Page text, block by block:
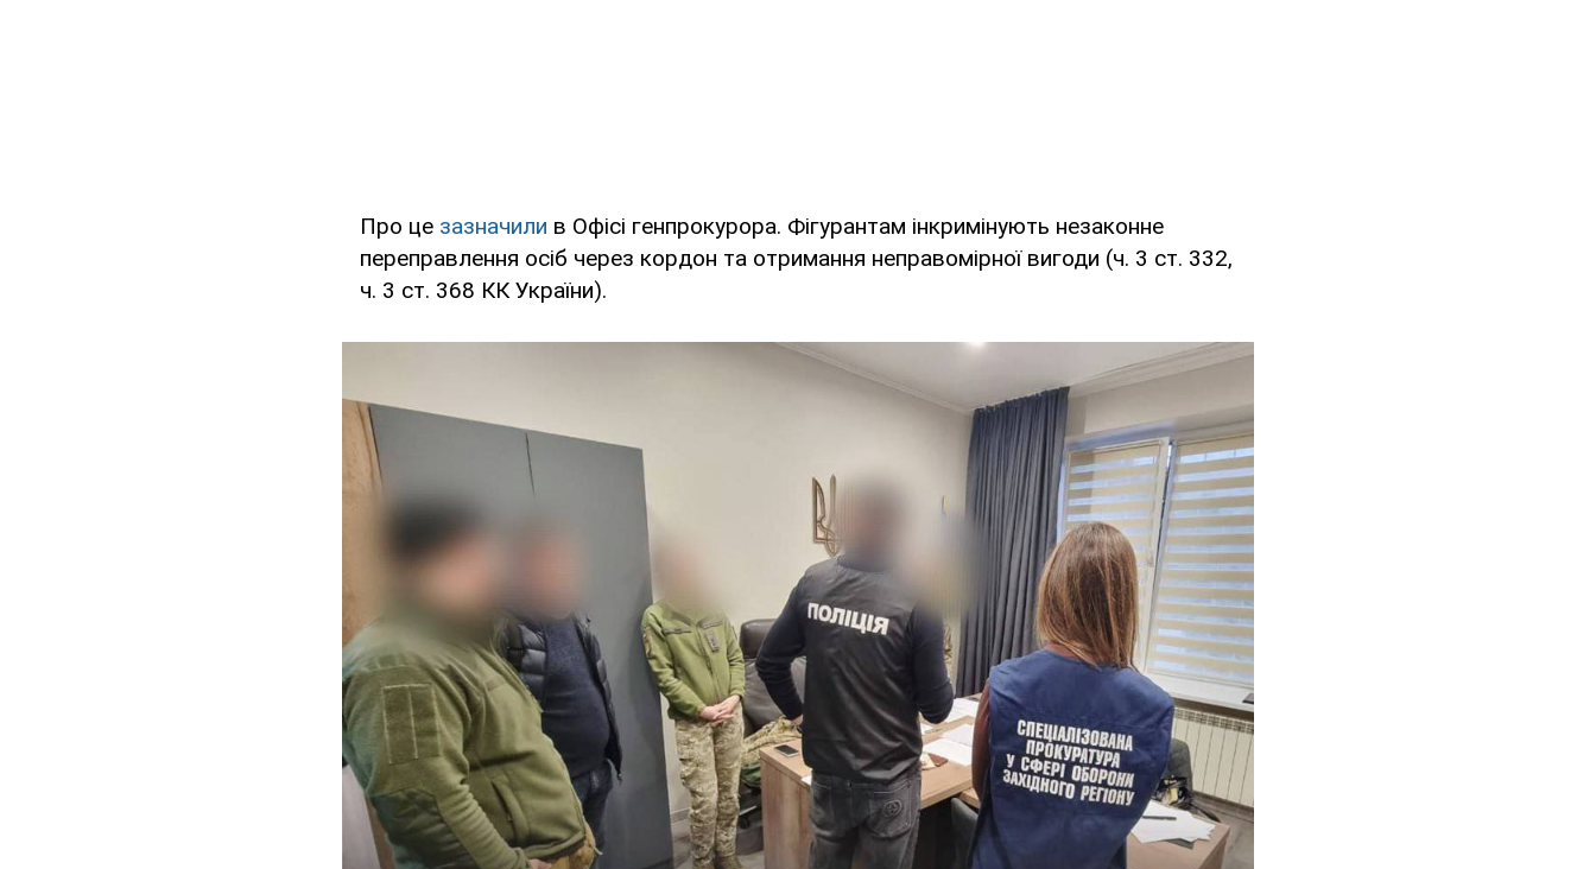
Про це зазначили в Офісі генпрокурора. Фігурантам інкримінують незаконне
переправлення осіб через кордон та отримання неправомірної вигоди (ч. 3 ст. 332,
ч. 3 ст. 368 КК України).